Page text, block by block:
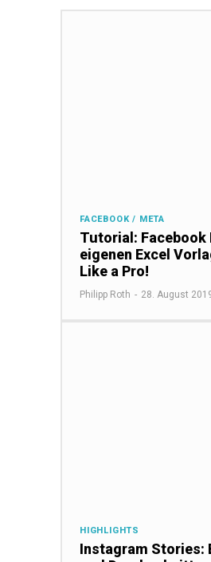
FACEBOOK / META
Tutorial:
eigenen Excel
Like a Pro!
Philipp Roth - 28. August
HIGHLIGHTS
Instagram Stories: